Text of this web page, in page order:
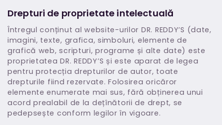
Drepturi de proprietate intelectuală
Întregul conținut al website-urilor DR. REDDY’S (date,
imagini, texte, grafica, simboluri, elemente de
grafică web, scripturi, programe și alte date) este
proprietatea DR. REDDY’S și este aparat de legea
pentru protecția drepturilor de autor, toate
drepturile fiind rezervate. Folosirea oricăror
elemente enumerate mai sus, fără obținerea unui
acord prealabil de la dețînătorii de drept, se
pedepsește conform legilor în vigoare.